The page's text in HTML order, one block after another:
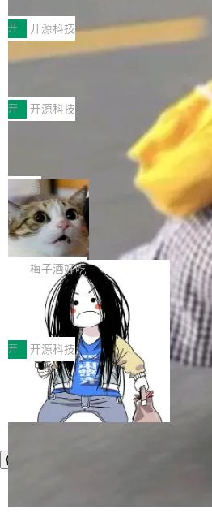
MPComm将作为一种传输引擎接入
ENT，实现零拷贝传输性能提升30%、
传输性能最高提升5倍。UCL-MPComm
于自研UCL-Engine通信引擎，后续腾
持续开源更多基于UCL-Engine的高性
件。 腾讯网平团队在UCL-MPComm
个独立于业务线程的全局通信引擎（
型案例入选名单》，深信服“面向企业研
开源 AI 编程平台 CoStrict 应用”凭借卓
创新与落地成效成功入选。 全链路私有
助力企业AI研发安全落地 当前，越来
经开始引入 AI Coding 工具，通过调
型或企业内部部署模型提升研发效率。
Coding 从个人辅助工具逐步走向团队
级应用，企业在规模化落地过程中，对
可控性和代码质量提出了更高要求。
安全与合规要求。对于大多数普通研发
有云模型能够满足快速试用和效率提升
但对于金融、能源、医疗等对数据安全
开 开源科技
深信服AI算力网关入选工信部人工智
前不久，工业和信息化部正式发布《
智能应用典型案例名单》，集中展示人
各领域的应用成果，覆盖技术底座、行
产品应用、支撑保障、专题等五大方向
AI算力网关（AI创新平台）成功入选！
各业的Agent走向规模化建设，算力构
渐丰富，用户关注的重点也在发生变化
让AI用起来，还要进一步看清混合算力
Token花在哪里、算力是否被充分利用
续增长的AI成本该如何优化。 深信服
正是围绕这些实际问题，从Token治理
理两个方面，让用户的每一份算力都看
得住、用得稳、省得下、更安全！ 一
始，Token使用一目...
开 开源科技
Jeff Dean 离开 Google：一个时代
束，一个实验室的开始
Google 员工编号 20。MapReduce 作
Bigtable 作者之一。TensorFlow 的作
Gemini 的架构师。Google 首席科学
ean 在 Google 工作了 27 年后，宣布
不是一个人走。一同离开的还有
wat（Google 员工编号 23，Jeff
年的编程搭档，MapReduce 和
作者）、Quoc Le（Google 大脑核心
q2Seq 和 DocAI 的共同发明人）以及
yals（Gemini 联合负责人，AlphaSta...
局
🔥 SolonCode v2026.8.4 发布：界
字体可调、22 种语言、记忆搜索增
打开终端就能上岗的全中文编码智能体
把「看得清、用母语、记得住」三件事
齐。 SolonCode 是什么 SolonCode
耳科技研发的企业级终端编码智能体
中文驱动的数字员工，自主理解需求、
骤、编写代码。不挑模型、不挑平台，
装完即用。 开源地址：Gitee ·
b 安装 支持 Java 8+（8~26）、
x / Windows / Harmony PC。 #
x / Harmony PC curl -fsSL https://
梅子酒好吃
让“代码语义理解”深度释放AI
价值潜能：华为云码道（CodeArts
代码仓技术解析
一、代码仓深度理解技术的作用与价值
程实践中，代码仓是企业核心知识资产
体。企业级代码仓库通常包含数十万乃
个文件，其规模远超单次模型调用可承
文窗口。随着项目规模的持续扩张与代
不断累积，代码仓中的模块关系、接口
务逻辑等关键信息往往分散于数十乃至
件之中，形成高度复杂的知识关联网络
开 开源科技